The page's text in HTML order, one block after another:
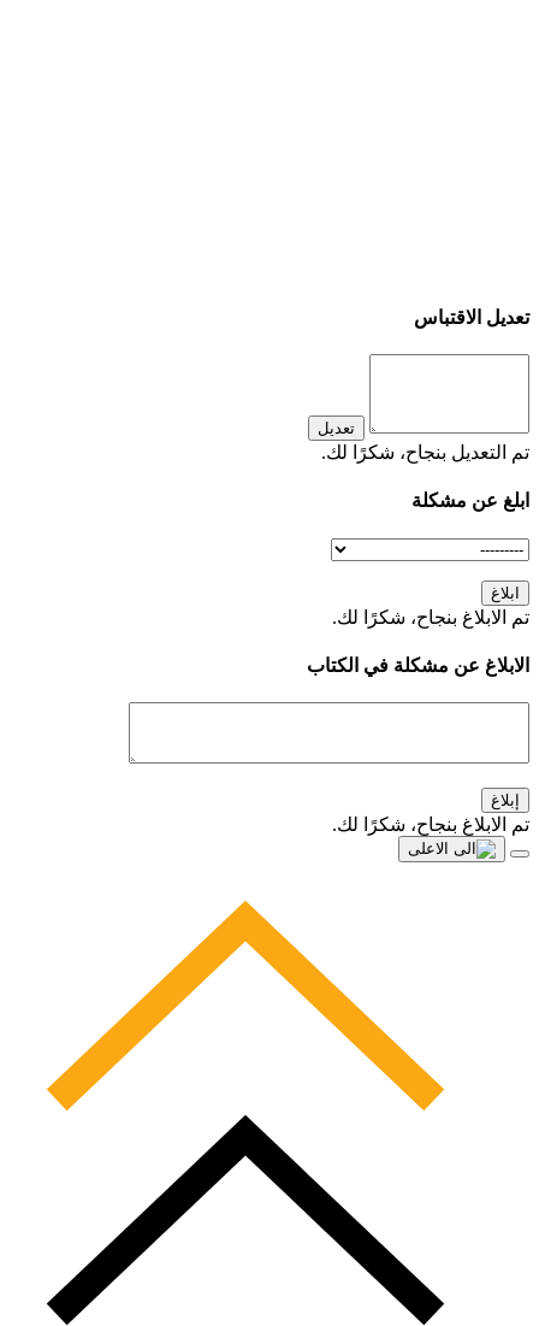
تعديل الاقتباس
تعديل
تم التعديل بنجاح، شكرًا لك.
ابلغ عن مشكلة
ابلاغ
تم الابلاغ بنجاح، شكرًا لك.
الابلاغ عن مشكلة في الكتاب
إبلاغ
تم الابلاغ بنجاح، شكرًا لك.